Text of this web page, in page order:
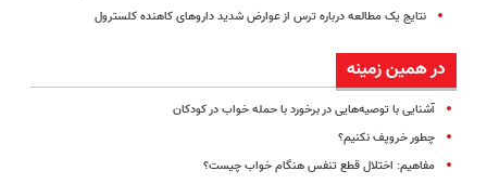
نتایج یک مطالعه درباره ترس از عوارض شدید داروهای کاهنده کلسترول
در همین زمینه
آشنایی با توصیه‌هایی در برخورد با حمله خواب در کودکان
چطور خروپف نکنیم؟
مفاهیم: اختلال قطع تنفس هنگام خواب چیست؟